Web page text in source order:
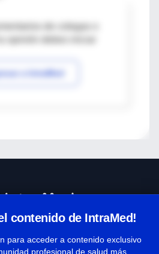
de colegas o
a IntraMed
contenido de IntraMed!
para acceder a contenido exclusivo
profesional de salud más